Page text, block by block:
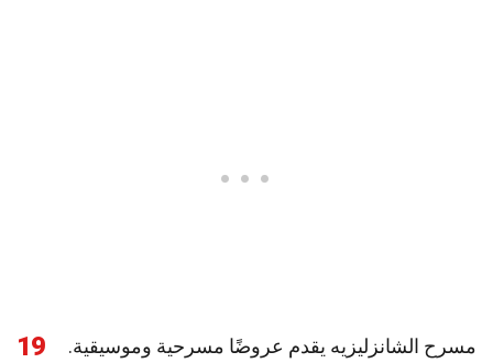
19 مسرح الشانزليزيه يقدم عروضًا مسرحية وموسيقية.